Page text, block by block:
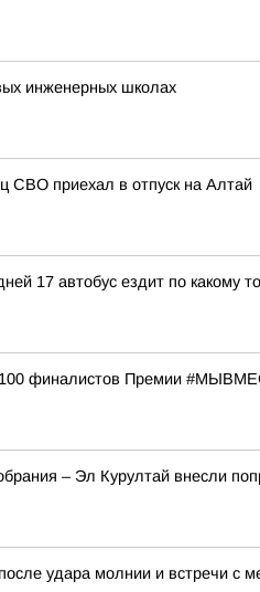
инженерных школах
СВО приехал в отпуск на Алтай
17 автобус ездит по какому
финалистов Премии
– Эл Курултай внесли
удара молнии и встречи с